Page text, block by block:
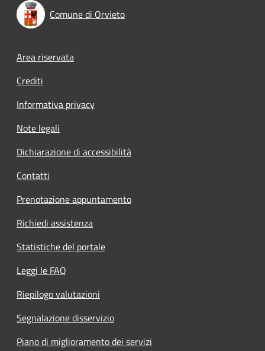
Comune di Orvieto
Footer menu
Area riservata
Crediti
Informativa privacy
Note legali
Dichiarazione di accessibilità
Contatti
Prenotazione appuntamento
Richiedi assistenza
Statistiche del portale
Leggi le FAQ
Riepilogo valutazioni
Segnalazione disservizio
Piano di miglioramento dei servizi